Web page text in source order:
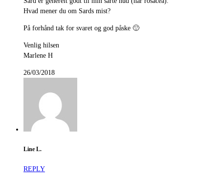
Hvad mener du om Sards mist?
På forhånd tak for svaret og god påske 🙂
Venlig hilsen
Marlene H
26/03/2018
Line L.
REPLY